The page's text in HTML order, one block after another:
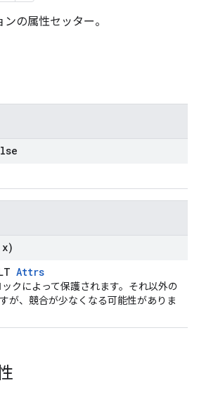
の属性セッター。
Attrs
クによって保護されます。それ以外の
が、競合が少なくなる可能性がありま